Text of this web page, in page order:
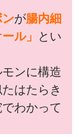
が腸内細
ル」 とい
ンに構造
はたらき
わかって